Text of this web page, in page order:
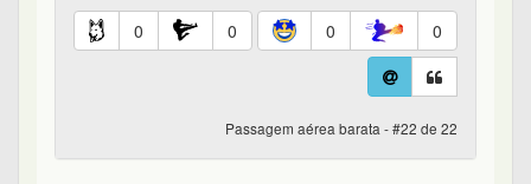
0 0 0 0
Passagem aérea barata - #22 de 22